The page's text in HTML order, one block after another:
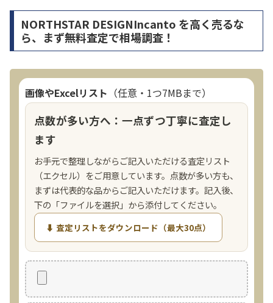
NORTHSTAR DESIGNIncanto を高く売るな
ら、まず無料査定で相場調査！
画像やExcelリスト （任意・1つ7MBまで）
点数が多い方へ：一点ずつ丁寧に査定し
ます
お手元で整理しながらご記入いただける査定リスト
（エクセル）をご用意しています。点数が多い方も、
まずは代表的な品からご記入いただけます。記入後、
下の「ファイルを選択」から添付してください。
⬇ 査定リストをダウンロード（最大30点）